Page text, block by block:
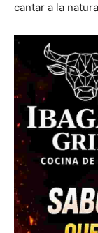
cantar a la